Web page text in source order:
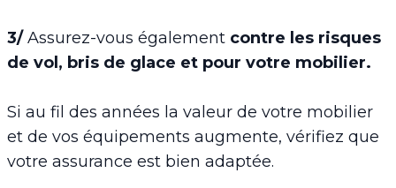
3/Assurez-vous également contre les risques
de vol, bris de glace et pour votre mobilier.
Si au fil des années la valeur de votre mobilier
et de vos équipements augmente, vérifiez que
votre assurance est bien adaptée.